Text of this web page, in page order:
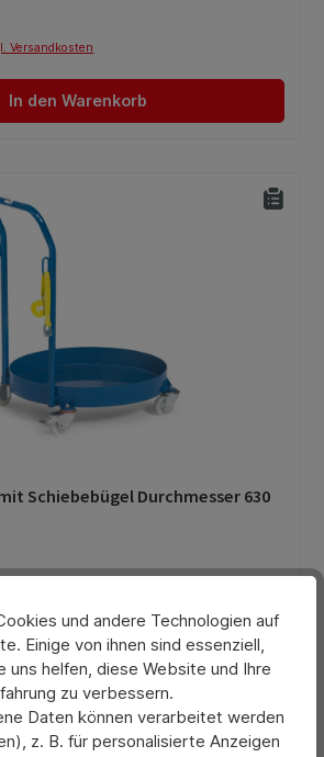
Versandkosten
In den Warenkorb
von 0 von 5 Sternen
Schiebebügel Durchmesser 630
Versandkosten
In den Warenkorb
und andere Technologien auf
Einige von ihnen sind essenziell,
uns helfen, diese Website und Ihre
zu verbessern.
Daten können verarbeitet werden
z. B. für personalisierte Anzeigen